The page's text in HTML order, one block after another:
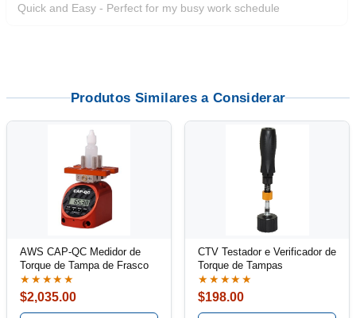
outstanding service. great product
Produtos Similares a Considerar
AWS CAP-QC Medidor de
Torque de Tampa de Frasco
★★★★★
$2,035.00
CTV Testador e Verificador de
Torque de Tampas
★★★★★
$198.00